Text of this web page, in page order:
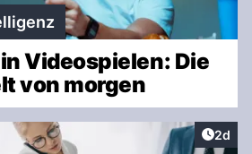
Videospielen: Die
von morgen
2d